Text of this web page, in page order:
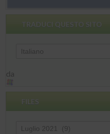
TRADUCI QUESTO SITO
da
FILES